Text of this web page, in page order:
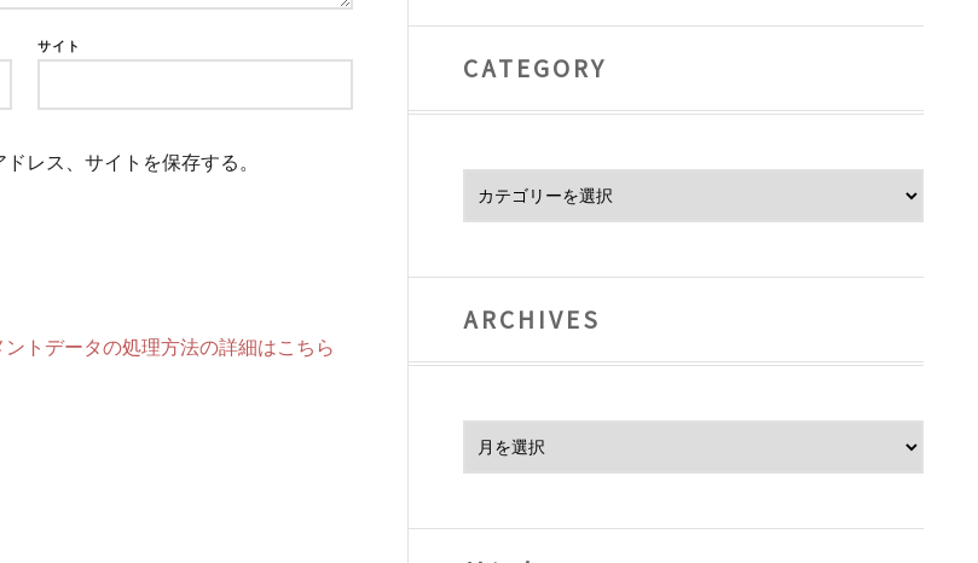
サイト
レス、サイトを保存する。
ントデータの処理方法の詳細はこちら
CATEGORY
ARCHIVES